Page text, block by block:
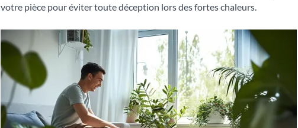
votre pièce pour éviter toute déception lors des fortes chaleurs.